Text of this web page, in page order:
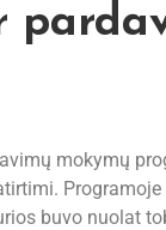
mokymų
buvo nuolat